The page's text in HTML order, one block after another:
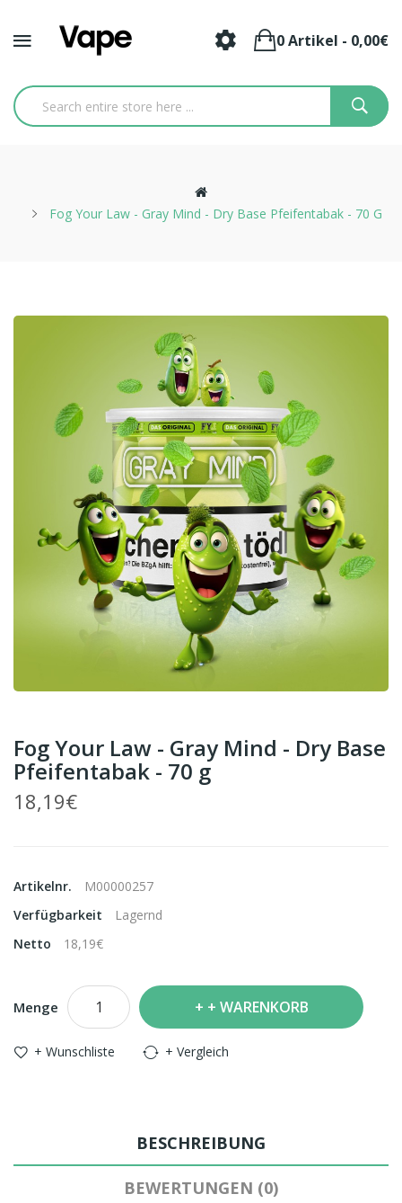
0 Artikel - 0,00€
Fog Your Law - Gray Mind - Dry Base Pfeifentabak - 70 G
Fog Your Law - Gray Mind - Dry Base
Pfeifentabak - 70 g
18,19€
Artikelnr.
M00000257
Verfügbarkeit
Lagernd
Netto
18,19€
Menge + WARENKORB
+ Wunschliste + Vergleich
BESCHREIBUNG
BEWERTUNGEN (0)